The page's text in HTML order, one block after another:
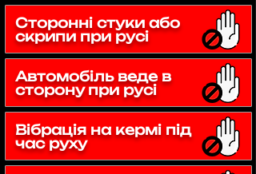
Сторонні стуки або
скрипи при русі
Автомобіль веде в
сторону при русі
Вібрація на кермі під
час руху